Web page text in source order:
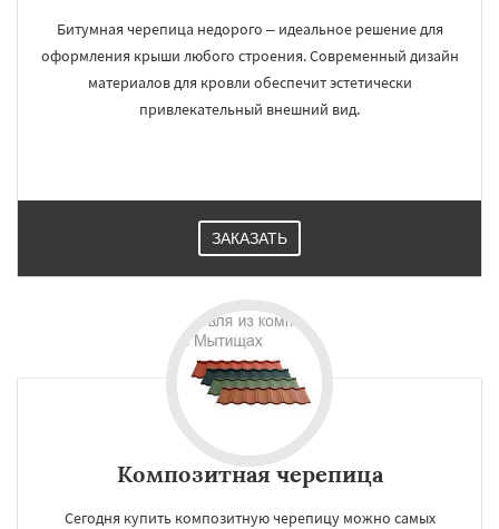
Битумная черепица недорого – идеальное решение для
оформления крыши любого строения. Современный дизайн
материалов для кровли обеспечит эстетически
привлекательный внешний вид.
ЗАКАЗАТЬ
Композитная черепица
Сегодня купить композитную черепицу можно самых